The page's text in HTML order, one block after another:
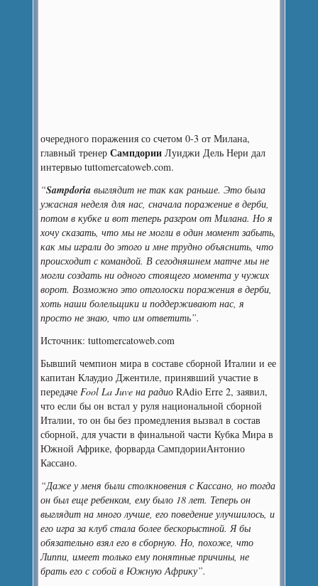
очередного поражения со счетом 0-3 от Милана,
главный тренерСампдорииЛуиджи Дель Нери дал
интервью tuttomercatoweb.com.
“Sampdoria выглядит не так как раньше. Это была
ужасная неделя для нас, сначала поражение в дерби,
потом в кубке и вот теперь разгром от Милана. Но я
хочу сказать, что мы не могли в один момент забыть,
как мы играли до этого и мне трудно объяснить, что
происходит с командой. В сегодняшнем матче мы не
могли создать ни одного стоящего момента у чужих
ворот. Возможно это отголоски поражения в дерби,
хоть наши болельщики и поддерживают нас, я
просто не знаю, что им ответить”.
Источник: tuttomercatoweb.com
Бывший чемпион мира в составе сборной Италии и ее
капитан Клаудио Джентиле, принявший участие в
передачеFool La Juve на радиоRAdio Erre 2, заявил,
что если бы он встал у руля национальной сборной
Италии, то он бы без промедления вызвал в состав
сборной, для участи в финальной части Кубка Мира в
Южной Африке, форварда СампдорииАнтонио
Кассано.
“Даже у меня были столкновения с Кассано, но тогда
он был еще ребенком, ему было 18 лет. Теперь он
выглядит на много лучше, его поведение улучшилось, и
его игра за клуб стала более бескорыстной. Я бы
обязательно взялего в сборную. Но, похоже, что
Липпи, имеет только ему понятные причины, не
брать его с собой в Южную Африку”.